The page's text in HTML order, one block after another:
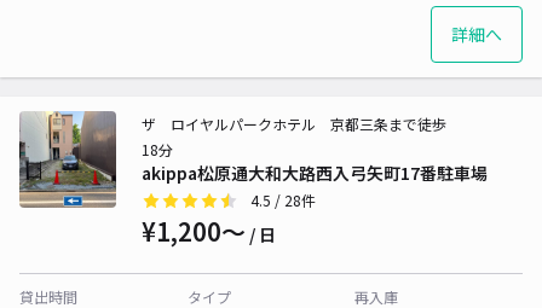
詳細へ
akippa松原通大和大路西入弓矢町17番駐車場
ザ ロイヤルパークホテル 京都三条まで徒歩
18分
4.5 / 28件
¥1,200〜 / 日
貸出時間
タイプ
再入庫